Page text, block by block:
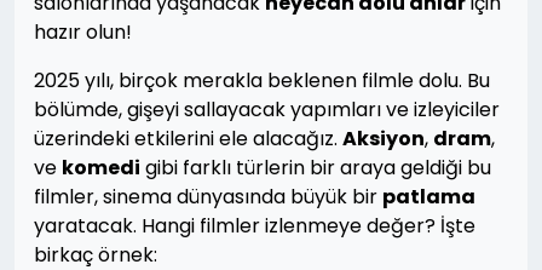
hazır olun!
2025 yılı, birçok merakla beklenen filmle dolu. Bu
bölümde, gişeyi sallayacak yapımları ve izleyiciler
üzerindeki etkilerini ele alacağız. Aksiyon, dram,
ve komedi gibi farklı türlerin bir araya geldiği bu
filmler, sinema dünyasında büyük bir patlama
yaratacak. Hangi filmler izlenmeye değer? İşte
birkaç örnek: